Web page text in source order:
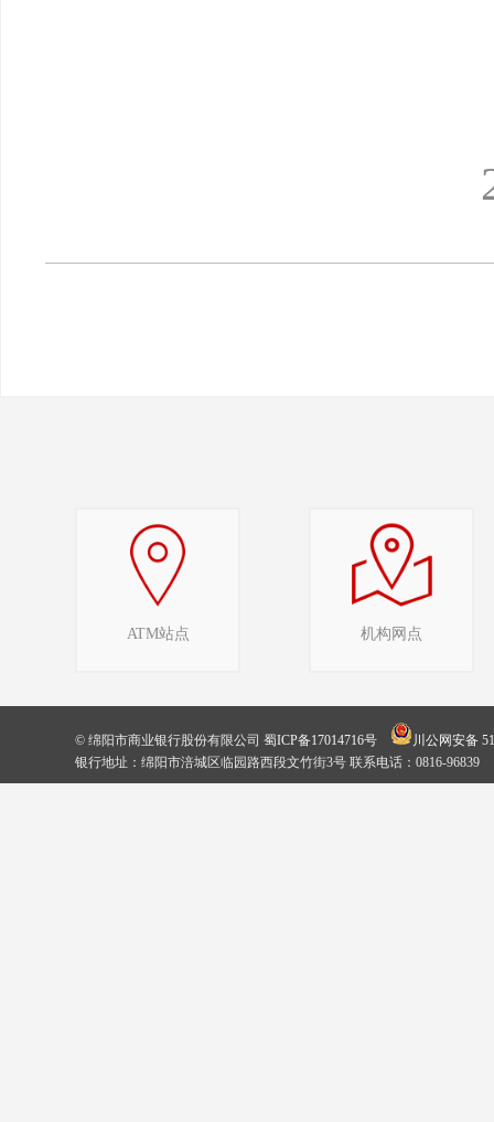
2026年
ATM站点 机构网点
© 绵阳市商业银行股份有限公司 蜀ICP备17014716号
川公网安备
银行地址：绵阳市涪城区临园路西段文竹街3号 联系电话：0816-96839